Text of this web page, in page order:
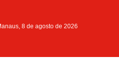
Manaus, 8 de agosto de 2026